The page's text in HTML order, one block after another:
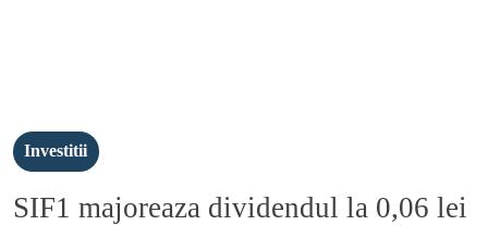
Investitii
SIF1 majoreaza dividendul la 0,06 lei